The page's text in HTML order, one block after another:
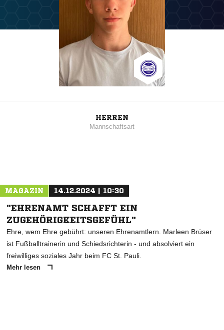
HERREN
Mannschaftsart
MAGAZIN 14.12.2024 | 10:30
"EHRENAMT SCHAFFT EIN
ZUGEHÖRIGKEITSGEFÜHL"
Ehre, wem Ehre gebührt: unseren Ehrenamtlern. Marleen Brüser
ist Fußballtrainerin und Schiedsrichterin - und absolviert ein
freiwilliges soziales Jahr beim FC St. Pauli.
Mehr lesen